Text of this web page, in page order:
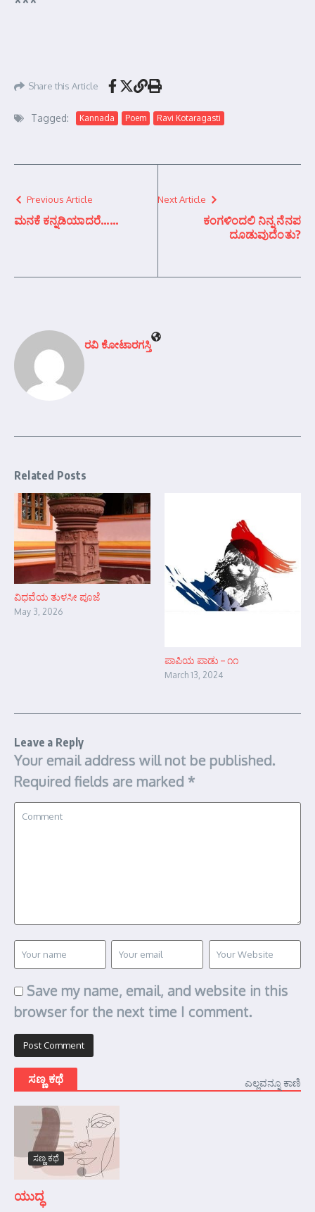
Share this Article
Tagged: Kannada Poem Ravi Kotaragasti
Previous Article
ಮನಕೆ ಕನ್ನಡಿಯಾದರೆ……
Next Article
ಕಂಗಳಿಂದಲಿ ನಿನ್ನ ನೆನಪ
ದೂಡುವುದೆಂತು?
ರವಿ ಕೋಟಾರಗಸ್ತಿ
Related Posts
ವಿಧವೆಯ ತುಳಸೀ ಪೂಜೆ
May 3, 2026
ಪಾಪಿಯ ಪಾಡು – ೧೧
March 13, 2024
Leave a Reply
Your email address will not be published.
Required fields are marked *
Save my name, email, and website in this
browser for the next time I comment.
ಸಣ್ಣ ಕಥೆ ಎಲ್ಲವನ್ನೂ ಕಾಣಿ
ಸಣ್ಣ ಕಥೆ
ಯುದ್ಧ